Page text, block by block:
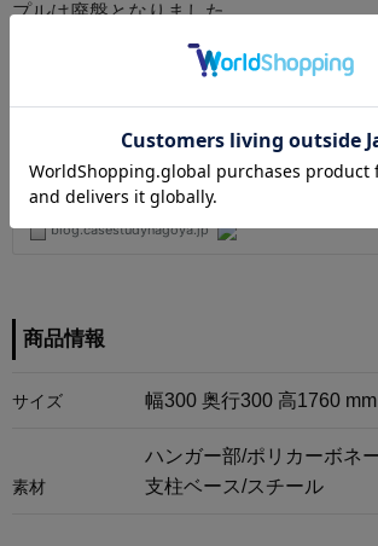
プルは廃盤となりました。
商品情報
サイズ 幅300 奥行300 高1760 mm
素材
ハンガー部/ポリカーボネ
支柱ベース/スチール